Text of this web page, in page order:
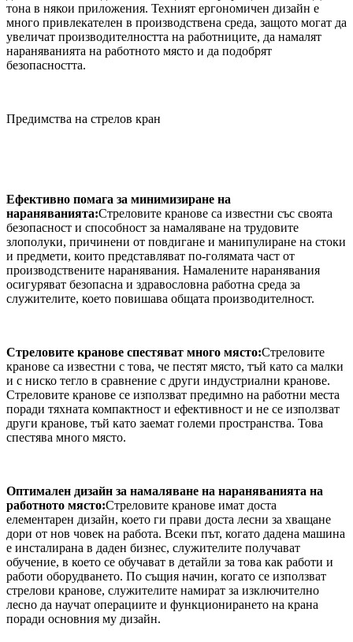
тона в някои приложения. Техният ергономичен дизайн е
много привлекателен в производствена среда, защото могат да
увеличат производителността на работниците, да намалят
нараняванията на работното място и да подобрят
безопасността.
Предимства на стрелов кран
Ефективно помага за минимизиране на
нараняванията:Стреловите кранове са известни със своята
безопасност и способност за намаляване на трудовите
злополуки, причинени от повдигане и манипулиране на стоки
и предмети, които представляват по-голямата част от
производствените наранявания. Намалените наранявания
осигуряват безопасна и здравословна работна среда за
служителите, което повишава общата производителност.
Стреловите кранове спестяват много място:Стреловите
кранове са известни с това, че пестят място, тъй като са малки
и с ниско тегло в сравнение с други индустриални кранове.
Стреловите кранове се използват предимно на работни места
поради тяхната компактност и ефективност и не се използват
други кранове, тъй като заемат големи пространства. Това
спестява много място.
Оптимален дизайн за намаляване на нараняванията на
работното място:Стреловите кранове имат доста
елементарен дизайн, което ги прави доста лесни за хващане
дори от нов човек на работа. Всеки път, когато дадена машина
е инсталирана в даден бизнес, служителите получават
обучение, в което се обучават в детайли за това как работи и
работи оборудването. По същия начин, когато се използват
стрелови кранове, служителите намират за изключително
лесно да научат операциите и функционирането на крана
поради основния му дизайн.